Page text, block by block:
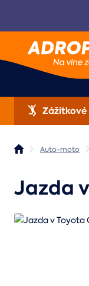
Auto-moto
Jazda